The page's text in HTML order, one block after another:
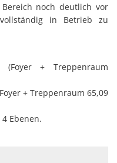
noch deutlich vor
in Betrieb zu
(Foyer + Treppenraum
+ Treppenraum 65,09
Ebenen.